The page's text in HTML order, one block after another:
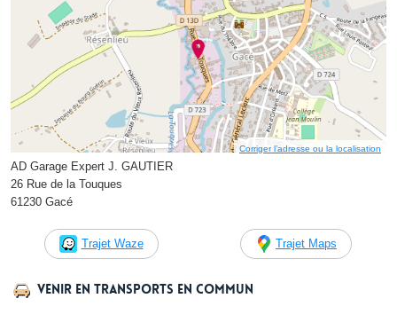
Corriger l’adresse ou la localisation
AD Garage Expert J. GAUTIER
26 Rue de la Touques
61230 Gacé
Trajet Waze Trajet Maps
Venir en transports en commun